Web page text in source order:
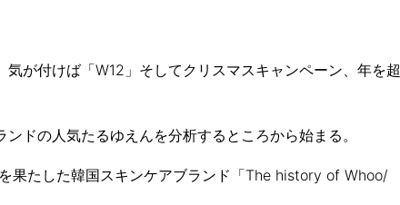
が付けば「W12」そしてクリスマスキャンペーン、年を超
ドの人気たるゆえんを分析するところから始まる。
果たした韓国スキンケアブランド「The history of Whoo/